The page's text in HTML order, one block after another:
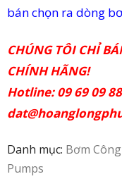
bán chọn ra dòng
CHÚNG TÔI CHỈ
CHÍNH HÃNG!
Hotline: 09 69 09
Danh mục: Bơm
Pumps